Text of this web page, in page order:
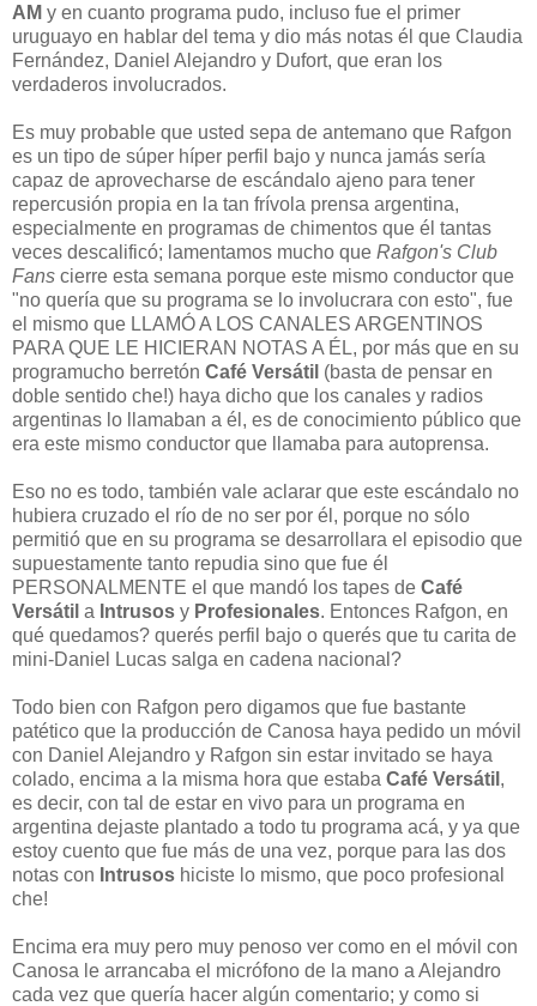
AM y en cuanto programa pudo, incluso fue el primer
uruguayo en hablar del tema y dio más notas él que Claudia
Fernández, Daniel Alejandro y Dufort, que eran los
verdaderos involucrados.
Es muy probable que usted sepa de antemano que Rafgon
es un tipo de súper híper perfil bajo y nunca jamás sería
capaz de aprovecharse de escándalo ajeno para tener
repercusión propia en la tan frívola prensa argentina,
especialmente en programas de chimentos que él tantas
veces descalificó; lamentamos mucho que Rafgon's Club
Fans cierre esta semana porque este mismo conductor que
"no quería que su programa se lo involucrara con esto", fue
el mismo que LLAMÓ A LOS CANALES ARGENTINOS
PARA QUE LE HICIERAN NOTAS A ÉL, por más que en su
programucho berretón Café Versátil (basta de pensar en
doble sentido che!) haya dicho que los canales y radios
argentinas lo llamaban a él, es de conocimiento público que
era este mismo conductor que llamaba para autoprensa.
Eso no es todo, también vale aclarar que este escándalo no
hubiera cruzado el río de no ser por él, porque no sólo
permitió que en su programa se desarrollara el episodio que
supuestamente tanto repudia sino que fue él
PERSONALMENTE el que mandó los tapes de Café
Versátil a Intrusos y Profesionales. Entonces Rafgon, en
qué quedamos? querés perfil bajo o querés que tu carita de
mini-Daniel Lucas salga en cadena nacional?
Todo bien con Rafgon pero digamos que fue bastante
patético que la producción de Canosa haya pedido un móvil
con Daniel Alejandro y Rafgon sin estar invitado se haya
colado, encima a la misma hora que estaba Café Versátil ,
es decir, con tal de estar en vivo para un programa en
argentina dejaste plantado a todo tu programa acá, y ya que
estoy cuento que fue más de una vez, porque para las dos
notas con Intrusos hiciste lo mismo, que poco profesional
che!
Encima era muy pero muy penoso ver como en el móvil con
Canosa le arrancaba el micrófono de la mano a Alejandro
cada vez que quería hacer algún comentario; y como si